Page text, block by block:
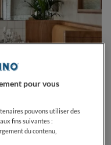
0 0
pour vous
pouvons utiliser des
fins suivantes :
du contenu,